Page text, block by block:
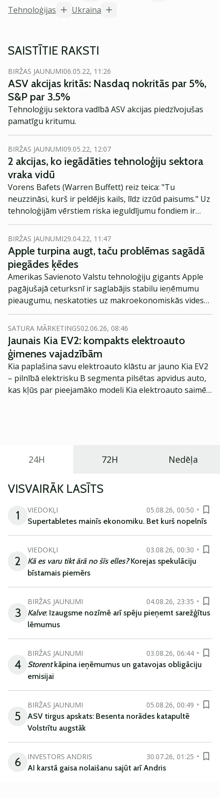
Tehnoloģijas
Ukraina
SAISTĪTIE RAKSTI
BIRŽAS JAUNUMI06.05.22, 11:26
ASV akcijas kritās: Nasdaq nokritās par 5%,
S&P par 3.5%
Tehnoloģiju sektora vadībā ASV akcijas piedzīvojušas
pamatīgu kritumu.
BIRŽAS JAUNUMI09.05.22, 12:07
2 akcijas, ko iegādāties tehnoloģiju sektora
vraka vidū
Vorens Bafets (Warren Buffett) reiz teica: "Tu
neuzzināsi, kurš ir peldējis kails, līdz izzūd paisums." Uz
tehnoloģijām vērstiem riska ieguldījumu fondiem ir
paisuma tendence.
BIRŽAS JAUNUMI29.04.22, 11:47
Apple turpina augt, taču problēmas sagādā
piegādes ķēdes
Amerikas Savienoto Valstu tehnoloģiju gigants Apple
pagājušajā ceturksnī ir saglabājis stabilu ieņēmumu
pieaugumu, neskatoties uz makroekonomiskās vides
pasliktināšanos. Tomēr investorus piesaistīja ziņas, ka
problēmas piegādes ķēdēs varētu diezgan būtiski
ietekmēt pārdošanas apjomu.
SATURA MĀRKETINGS02.06.26, 08:46
Jaunais Kia EV2: kompakts elektroauto
ģimenes vajadzībām
Kia paplašina savu elektroauto klāstu ar jauno Kia EV2
– pilnībā elektrisku B segmenta pilsētas apvidus auto,
kas kļūs par pieejamāko modeli Kia elektroauto saimē
24H 72H Nedēļa
VISVAIRĀK LASĪTS
1
VIEDOKĻI
05.08.26, 00:50
Supertabletes mainīs ekonomiku. Bet kurš nopelnīs
2
VIEDOKĻI
03.08.26, 00:30
Kā es varu tikt ārā no šīs elles?Korejas spekulāciju
bīstamais piemērs
3
BIRŽAS JAUNUMI
04.08.26, 23:35
Kalve: Izaugsme nozīmē arī spēju pieņemt sarežģītus
lēmumus
4
BIRŽAS JAUNUMI
03.08.26, 06:44
Storentkāpina ieņēmumus un gatavojas obligāciju
emisijai
5
BIRŽAS JAUNUMI
05.08.26, 00:49
ASV tirgus apskats: Besenta norādes katapultē
Volstrītu augstāk
6 INVESTORS ANDRIS
30.07.26, 01:25
AI karstā gaisa nolaišanu sajūt arī Andris